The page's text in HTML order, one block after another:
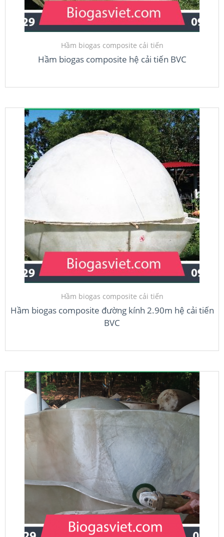
Hầm biogas composite cải tiến
Hầm biogas composite hệ cải tiến BVC
Hầm biogas composite cải tiến
Hầm biogas composite đường kính 2.90m hệ cải tiến
BVC